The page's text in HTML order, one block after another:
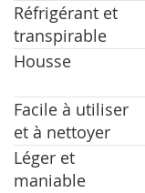
Réfrigérant et
transpirable
Housse
Facile à utiliser
et à nettoyer
Léger et
maniable